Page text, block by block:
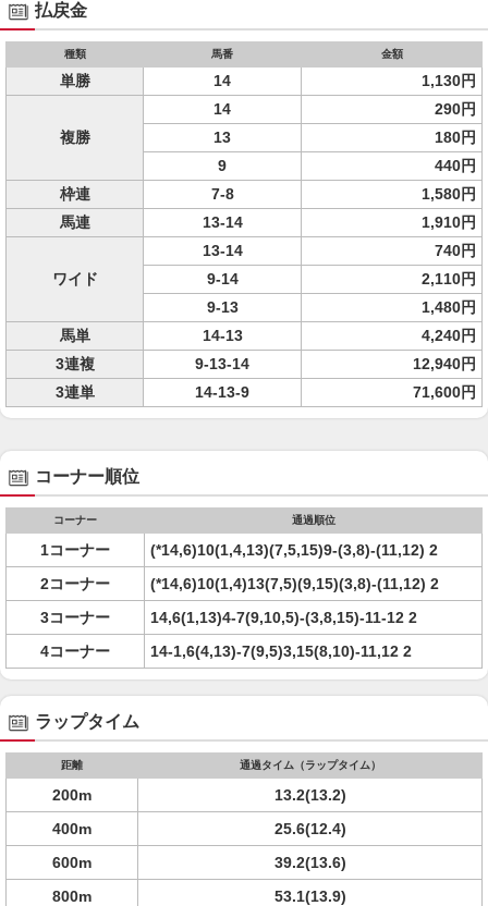
払戻金
種類 馬番 金額
単勝 14 1,130円
複勝
14
290円
13
180円
9
440円
枠連
7-8
1,580円
馬連
13-14 1,910円
ワイド
13-14
740円
9-14
2,110円
9-13
1,480円
馬単
14-13
4,240円
3連複
9-13-14
12,940円
3連単
14-13-9 71,600円
コーナー順位
コーナー 通過順位
1コーナー
(*14,6)10(1,4,13)(7,5,15)9-(3,8)-(11,12) 2
2コーナー
(*14,6)10(1,4)13(7,5)(9,15)(3,8)-(11,12) 2
3コーナー
14,6(1,13)4-7(9,10,5)-(3,8,15)-11-12 2
4コーナー
14-1,6(4,13)-7(9,5)3,15(8,10)-11,12 2
ラップタイム
距離 通過タイム（ラップタイム）
200m
13.2(13.2)
400m
25.6(12.4)
600m
39.2(13.6)
800m
53.1(13.9)